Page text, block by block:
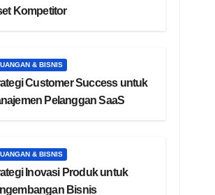
Kompetitor
& BISNIS
Customer Success untuk
Pelanggan SaaS
& BISNIS
Inovasi Produk untuk
Bisnis